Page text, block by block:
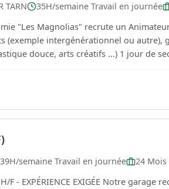
TARN 35H/semaine Travail en journée
"Les Magnolias" recrute un Animateur
(exemple intergénérationnel ou autre),
(sophrologue, gymnastique
39H/semaine Travail en journée
24 Mois
H/F - EXPÉRIENCE EXIGÉE Notre